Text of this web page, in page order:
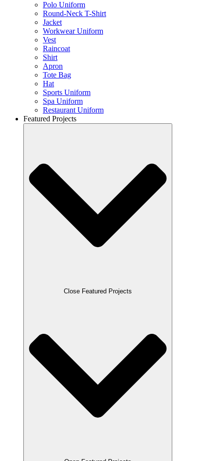
Polo Uniform
Round-Neck T-Shirt
Jacket
Workwear Uniform
Vest
Raincoat
Shirt
Apron
Tote Bag
Hat
Sports Uniform
Spa Uniform
Restaurant Uniform
Featured Projects
Close Featured Projects